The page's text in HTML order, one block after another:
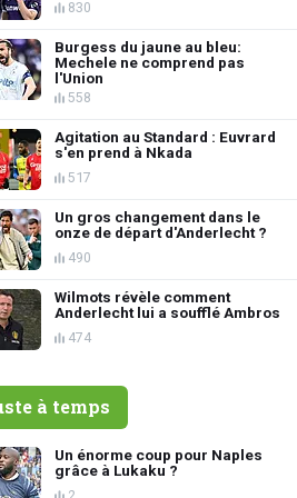
830
Burgess du jaune au bleu:
Mechele ne comprend pas
l'Union
558
Agitation au Standard : Euvrard
s'en prend à Nkada
517
Un gros changement dans le
onze de départ d'Anderlecht ?
490
Wilmots révèle comment
Anderlecht lui a soufflé Ambros
474
à temps
Un énorme coup pour Naples
grâce à Lukaku ?